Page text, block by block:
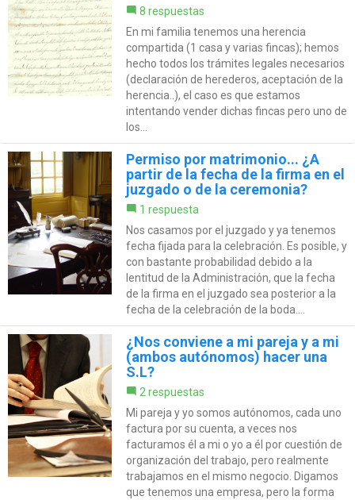
8 respuestas
En mi familia tenemos una herencia
compartida (1 casa y varias fincas); hemos
hecho todos los trámites legales necesarios
(declaración de herederos, aceptación de la
herencia..), el caso es que estamos
intentando vender dichas fincas pero uno de
los...
Permiso por matrimonio... ¿A
partir de la fecha de la firma en el
juzgado o de la ceremonia?
1 respuesta
Nos casamos por el juzgado y ya tenemos
fecha fijada para la celebración. Es posible, y
con bastante probabilidad debido a la
lentitud de la Administración, que la fecha
de la firma en el juzgado sea posterior a la
fecha de la celebración de la boda....
¿Nos conviene a mi pareja y a mi
(ambos autónomos) hacer una
S.L?
2 respuestas
Mi pareja y yo somos autónomos, cada uno
factura por su cuenta, a veces nos
facturamos él a mi o yo a él por cuestión de
organización del trabajo, pero realmente
trabajamos en el mismo negocio. Digamos
que tenemos una empresa, pero la forma